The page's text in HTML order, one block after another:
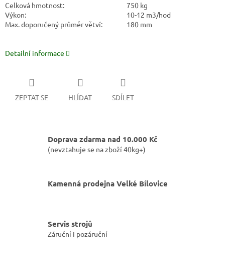
Celková hmotnost:
750 kg
Výkon:
10-12 m3/hod
Max. doporučený průměr větví:
180 mm
Detailní informace
ZEPTAT SE HLÍDAT SDÍLET
Doprava zdarma nad 10.000 Kč
(nevztahuje se na zboží 40kg+)
Kamenná prodejna Velké Bílovice
Servis strojů
Záruční i pozáruční